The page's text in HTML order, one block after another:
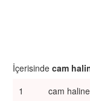
İçerisinde cam
1
cam